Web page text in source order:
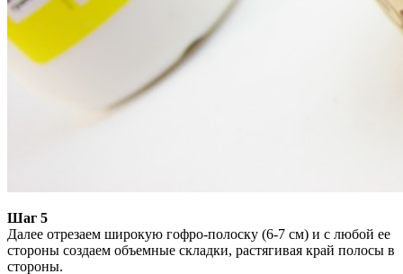
Шаг 5
Далее отрезаем широкую гофро-полоску (6-7 см) и с любой ее
стороны создаем объемные складки, растягивая край полосы в
стороны.